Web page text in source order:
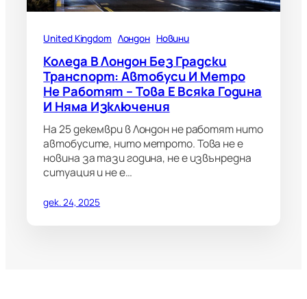
United Kingdom Лондон Новини
Коледа В Лондон Без Градски
Транспорт: Автобуси И Метро
Не Работят – Това Е Всяка Година
И Няма Изключения
На 25 декември в Лондон не работят нито
автобусите, нито метрото. Това не е
новина за тази година, не е извънредна
ситуация и не е…
дек. 24, 2025